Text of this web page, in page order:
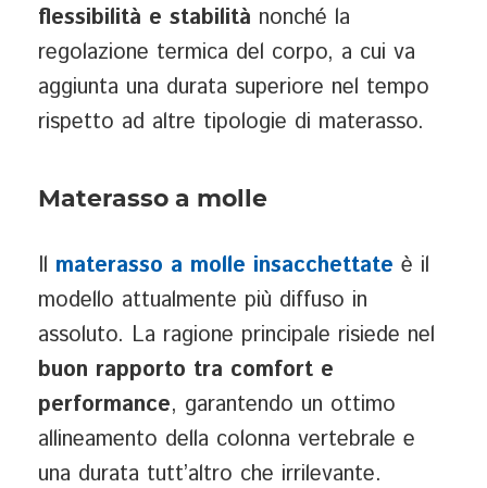
flessibilità e stabilità nonché la
regolazione termica del corpo, a cui va
aggiunta una durata superiore nel tempo
rispetto ad altre tipologie di materasso.
Materasso a molle
Il materasso a molle insacchettate è il
modello attualmente più diffuso in
assoluto. La ragione principale risiede nel
buon rapporto tra comfort e
performance, garantendo un ottimo
allineamento della colonna vertebrale e
una durata tutt’altro che irrilevante.